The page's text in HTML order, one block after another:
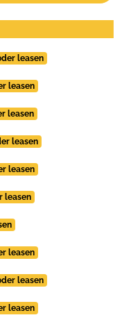
leasen
leasen
leasen
leasen
leasen
leasen
leasen
leasen
leasen